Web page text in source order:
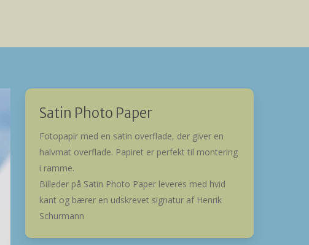
Satin Photo Paper
Fotopapir med en satin overflade, der giver en
halvmat overflade. Papiret er perfekt til montering
i ramme.
Billeder på Satin Photo Paper leveres med hvid
kant og bærer en udskrevet signatur af Henrik
Schurmann